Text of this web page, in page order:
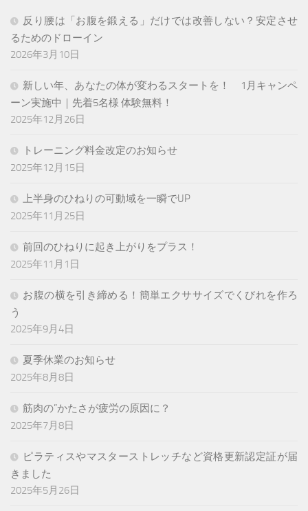
反り腰は「お腹を鍛える」だけでは改善しない？安定させ
るためのドローイン
2026年3月10日
新しい年、あなたの体が変わるスタートを！ 1月キャンペ
ーン実施中｜先着5名様 体験無料！
2025年12月26日
トレーニング料金改定のお知らせ
2025年12月15日
上半身のひねりの可動域を一瞬でUP
2025年11月25日
前回のひねりに起き上がりをプラス！
2025年11月1日
お腹の横を引き締める！簡単エクササイズでくびれを作ろ
う
2025年9月4日
夏季休業のお知らせ
2025年8月8日
筋肉の”かたさが疲労の原因に？
2025年7月8日
ピラティスやマスターストレッチなど資格更新認定証が届
きました
2025年5月26日